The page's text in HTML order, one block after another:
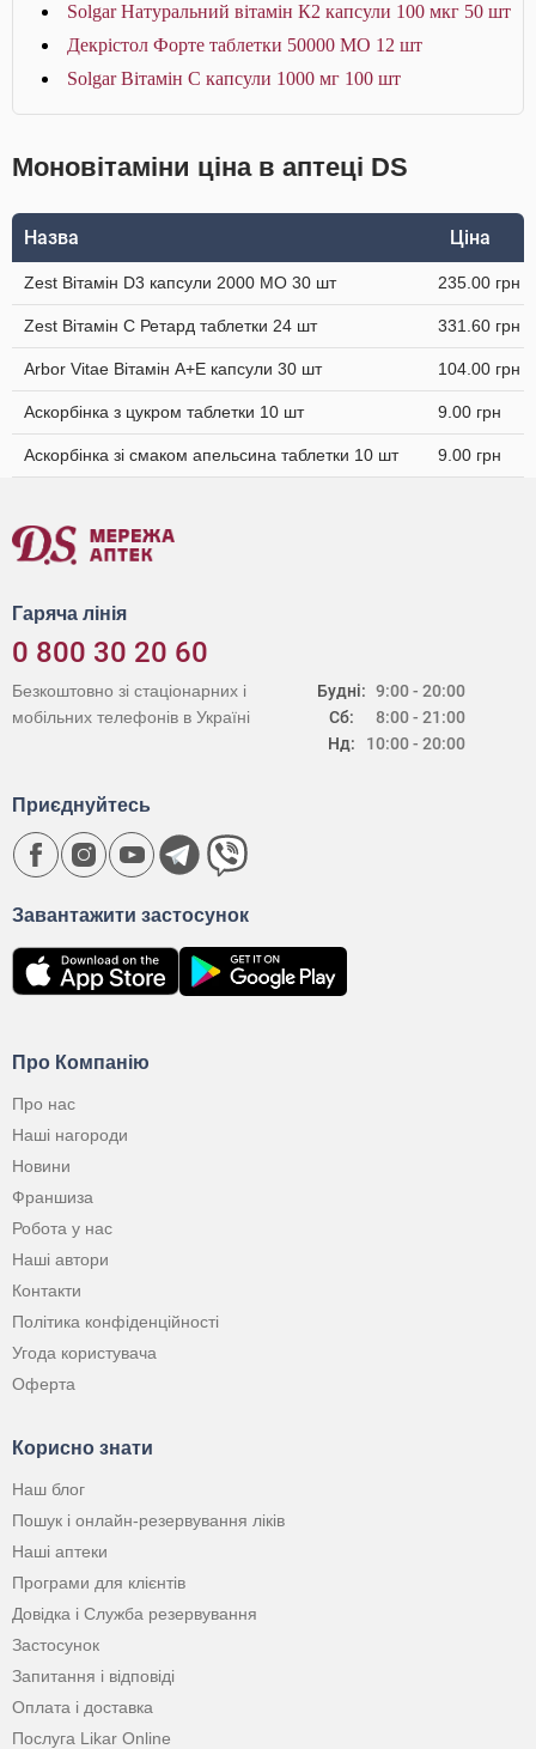
Solgar Натуральний вітамін К2 капсули 100 мкг 50 шт
Декрістол Форте таблетки 50000 МО 12 шт
Solgar Вітамін С капсули 1000 мг 100 шт
Моновітаміни ціна в аптеці DS
Назва Ціна
Zest Вітамін D3 капсули 2000 МО 30 шт 235.00 грн
Zest Вітамін C Ретард таблетки 24 шт 331.60 грн
Arbor Vitae Вітамін A+Е капсули 30 шт 104.00 грн
Аскорбінка з цукром таблетки 10 шт 9.00 грн
Аскорбінка зі смаком апельсина таблетки 10 шт 9.00 грн
Гаряча лінія
0 800 30 20 60
Будні:
Сб:
Нд:
9:00 - 20:00
8:00 - 21:00
10:00 - 20:00
Безкоштовно зі стаціонарних і
мобільних телефонів в Україні
Про Компанію
Про нас
Наші нагороди
Новини
Франшиза
Робота у нас
Наші автори
Контакти
Політика конфіденційності
Угода користувача
Оферта
Корисно знати
Наш блог
Пошук і онлайн-резервування ліків
Наші аптеки
Програми для клієнтів
Довідка і Служба резервування
Застосунок
Запитання і відповіді
Оплата і доставка
Послуга Likar Online
Завантажити застосунок
Приєднуйтесь